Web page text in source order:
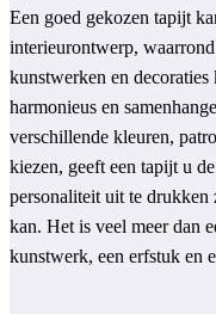
Een goed gekozen tapijt
interieurontwerp,
kunstwerken en
harmonieus en
verschillende kleuren,
kiezen, geeft een tapijt u
personaliteit uit te drukken
kan. Het is veel meer dan
kunstwerk, een erfstuk en